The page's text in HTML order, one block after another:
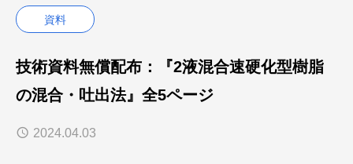
資料
技術資料無償配布：『2液混合速硬化型樹脂
の混合・吐出法』全5ページ
2024.04.03